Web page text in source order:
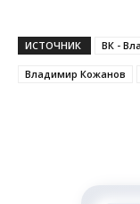
ИСТОЧНИК ВК -
Владимир Кожанов